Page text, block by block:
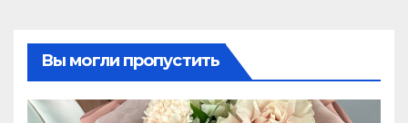
Вы могли пропустить